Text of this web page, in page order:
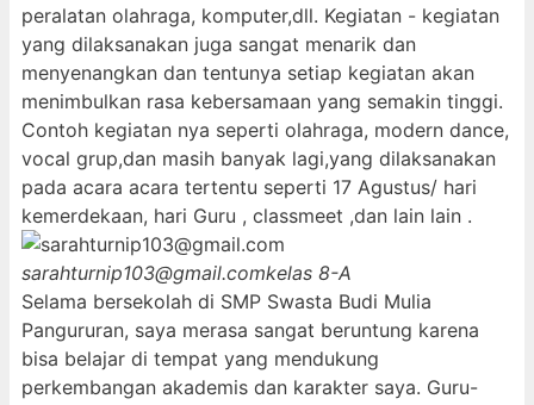
peralatan olahraga, komputer,dll. Kegiatan - kegiatan
yang dilaksanakan juga sangat menarik dan
menyenangkan dan tentunya setiap kegiatan akan
menimbulkan rasa kebersamaan yang semakin tinggi.
Contoh kegiatan nya seperti olahraga, modern dance,
vocal grup,dan masih banyak lagi,yang dilaksanakan
pada acara acara tertentu seperti 17 Agustus/ hari
kemerdekaan, hari Guru , classmeet ,dan lain lain .
sarahturnip103@gmail.comkelas 8-A
Selama bersekolah di SMP Swasta Budi Mulia
Pangururan, saya merasa sangat beruntung karena
bisa belajar di tempat yang mendukung
perkembangan akademis dan karakter saya. Guru-